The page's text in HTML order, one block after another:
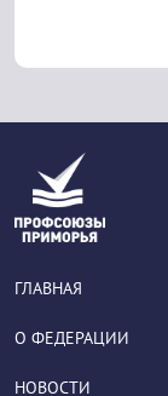
ГЛАВНАЯ
О ФЕДЕРАЦИИ
НОВОСТИ